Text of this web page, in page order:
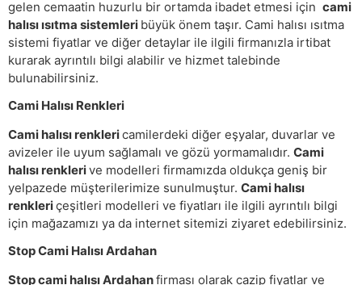
gelen cemaatin huzurlu bir ortamda ibadet etmesi için cami
halısı ısıtma sistemleri büyük önem taşır. Cami halısı ısıtma
sistemi fiyatlar ve diğer detaylar ile ilgili firmanızla irtibat
kurarak ayrıntılı bilgi alabilir ve hizmet talebinde
bulunabilirsiniz.
Cami Halısı Renkleri
Cami halısı renklericamilerdeki diğer eşyalar, duvarlar ve
avizeler ile uyum sağlamalı ve gözü yormamalıdır. Cami
halısı renklerive modelleri firmamızda oldukça geniş bir
yelpazede müşterilerimize sunulmuştur. Cami halısı
renkleriçeşitleri modelleri ve fiyatları ile ilgili ayrıntılı bilgi
için mağazamızı ya da internet sitemizi ziyaret edebilirsiniz.
Stop Cami Halısı Ardahan
Stop cami halısı Ardahanfirması olarak cazip fiyatlar ve